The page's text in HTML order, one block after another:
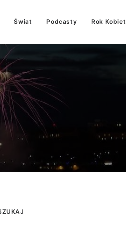
Świat Podcasty Rok Kobiet